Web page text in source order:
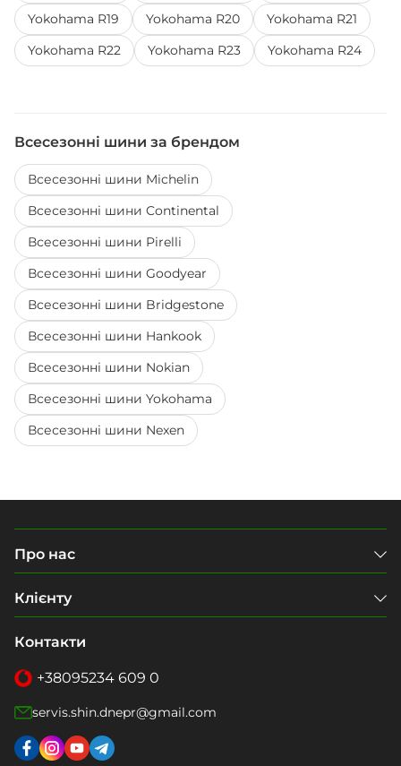
Yokohama R19
Yokohama R20
Yokohama R21
Yokohama R22
Yokohama R23 Yokohama R24
Всесезонні шини за брендом
Всесезонні шини Michelin
Всесезонні шини Continental
Всесезонні шини Pirelli
Всесезонні шини Goodyear
Всесезонні шини Bridgestone
Всесезонні шини Hankook
Всесезонні шини Nokian
Всесезонні шини Yokohama
Всесезонні шини Nexen
Про нас
Клієнту
Контакти
+38095234 609 0
servis.shin.dnepr@gmail.com